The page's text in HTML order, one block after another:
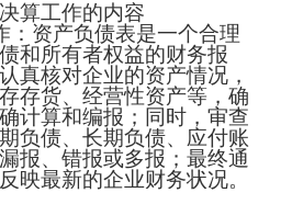
算工作的内容
：资产负债表是一个合理
和所有者权益的财务报
真核对企业的资产情况，
存货、经营性资产等，确
计算和编报；同时，审查
负债、长期负债、应付账
报、错报或多报；最终通
映最新的企业财务状况。